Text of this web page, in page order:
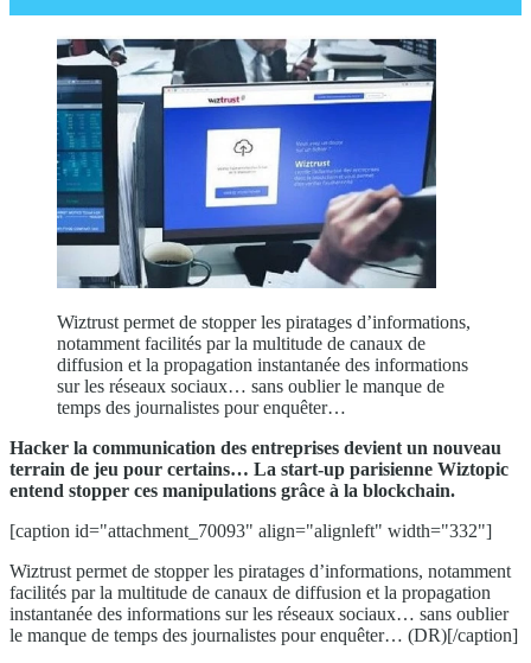
Wiztrust permet de stopper les piratages d’informations,
notamment facilités par la multitude de canaux de
diffusion et la propagation instantanée des informations
sur les réseaux sociaux… sans oublier le manque de
temps des journalistes pour enquêter…
Hacker la communication des entreprises devient un nouveau
terrain de jeu pour certains… La start-up parisienne Wiztopic
entend stopper ces manipulations grâce à la blockchain.
[caption id="attachment_70093" align="alignleft" width="332"]
Wiztrust permet de stopper les piratages d’informations, notamment
facilités par la multitude de canaux de diffusion et la propagation
instantanée des informations sur les réseaux sociaux… sans oublier
le manque de temps des journalistes pour enquêter… (DR)[/caption]